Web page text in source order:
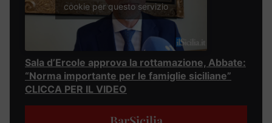
cookie per questo servizio
Sala d’Ercole approva la rottamazione, Abbate:
“Norma importante per le famiglie siciliane”
CLICCA PER IL VIDEO